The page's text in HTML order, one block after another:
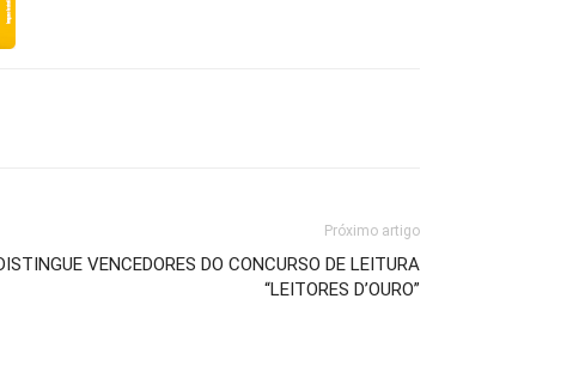
Próximo artigo
VENCEDORES DO CONCURSO DE LEITURA
“LEITORES D’OURO”